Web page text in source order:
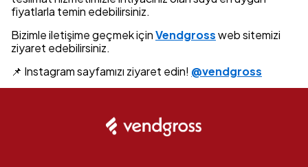
fiyatlarla temin edebilirsiniz.
Bizimle iletişime geçmek içinVendgrossweb sitemizi
ziyaret edebilirsiniz.
📌 Instagram sayfamızı ziyaret edin! @vendgross